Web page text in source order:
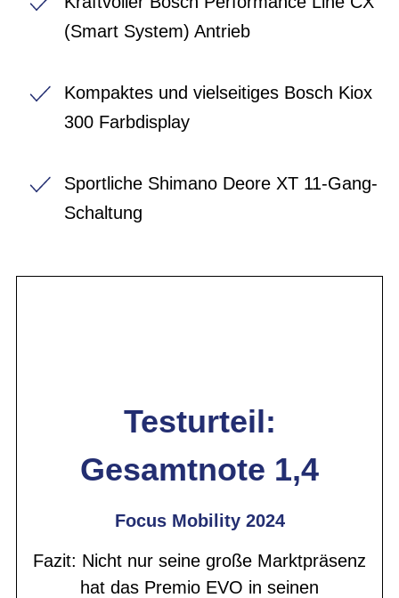
(Smart System) Antrieb
Kompaktes und vielseitiges Bosch Kiox
300 Farbdisplay
Sportliche Shimano Deore XT 11-Gang-
Schaltung
Testurteil:
Gesamtnote 1,4
Focus Mobility 2024
Fazit: Nicht nur seine große Marktpräsenz
hat das Premio EVO in seinen